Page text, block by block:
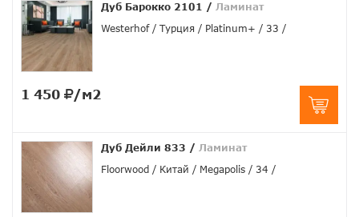
Дуб Барокко 2101 / Ламинат
Westerhof
Турция Platinum+ 33
1 450 /м2
Дуб Дейли 833 / Ламинат
Floorwood
Китай Megapolis 34